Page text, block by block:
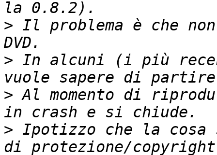
> Il problema è che
> In alcuni (i più
> Al momento di
> Ipotizzo che la cosa